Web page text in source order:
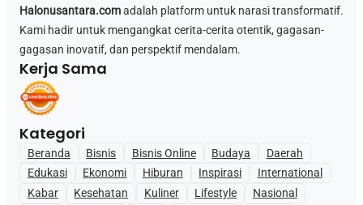
Halonusantara.comadalah platform untuk narasi transformatif.
Kami hadir untuk mengangkat cerita-cerita otentik, gagasan-
gagasan inovatif, dan perspektif mendalam.
Kerja Sama
Kategori
Beranda Bisnis Bisnis Online Budaya
Daerah
Edukasi
Ekonomi Hiburan Inspirasi
International
Kabar
Kesehatan Kuliner Lifestyle
Nasional